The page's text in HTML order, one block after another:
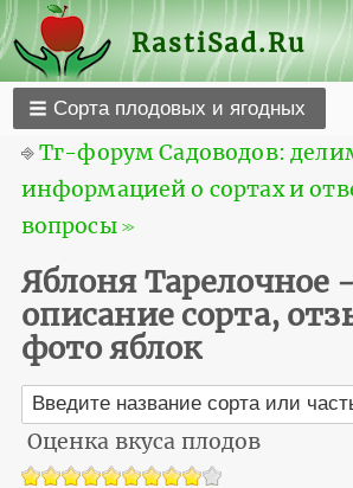
RastiSad.Ru
Сорта плодовых и ягодных
⎆Тг-форум Садоводов:
информацией о сортах и
вопросы ≫
Яблоня Тарелочное -
описание сорта,
фото яблок
Оценка вкуса плодов